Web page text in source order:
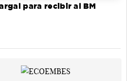
para recibir al BM